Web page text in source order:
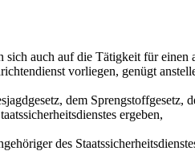
auch auf die Tätigkeit für
vorliegen, genügt
dem
ergeben,
des